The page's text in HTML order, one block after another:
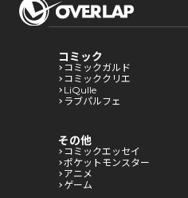
コミック
コミックガルド
コミッククリエ
LiQulle
ラブパルフェ
その他
コミックエッセイ
ポケットモンスター
アニメ
ゲーム